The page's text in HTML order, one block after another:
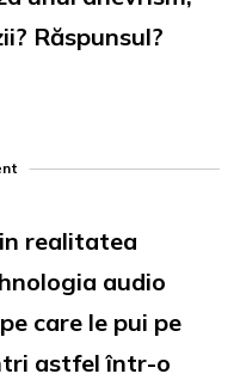
Răspunsul?
realitatea
audio
care le pui pe
astfel într-o